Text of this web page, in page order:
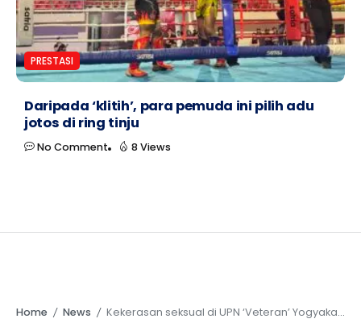
PRESTASI
Daripada ‘klitih’, para pemuda ini pilih adu
jotos di ring tinju
No Comment 8 Views
Home / News / Kekerasan seksual di UPN ‘Veteran’ Yogyakarta berujung lima dosen dinonaktifkan